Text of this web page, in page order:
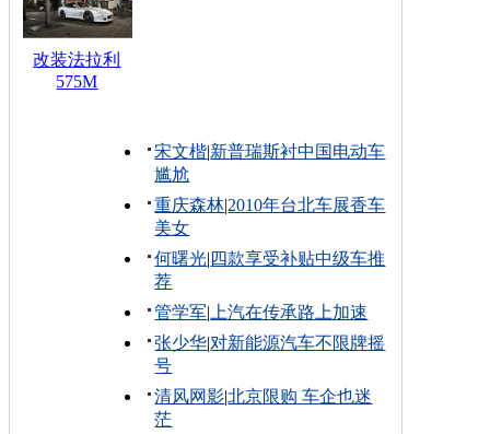
改装法拉利
575M
宋文楷|新普瑞斯衬中国电动车
尴尬
重庆森林|2010年台北车展香车
美女
何曙光| 四款享受补贴中级车推
荐
管学军| 上汽在传承路上加速
张少华|对新能源汽车不限牌摇
号
清风网影|北京限购 车企也迷
茫